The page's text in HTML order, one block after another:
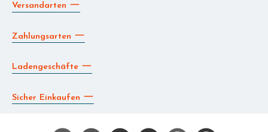
Versandarten
Zahlungsarten
Ladengeschäfte
Sicher Einkaufen